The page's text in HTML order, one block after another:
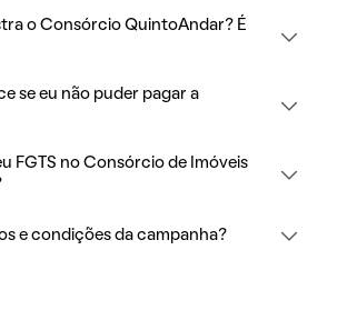
o Consórcio QuintoAndar? É
se eu não puder pagar a
FGTS no Consórcio de Imóveis
e condições da campanha?